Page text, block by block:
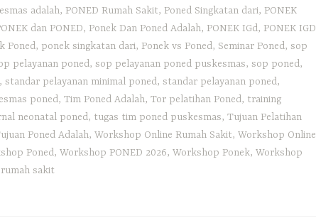
adalah, PONED Rumah Sakit, Poned Singkatan dari, PONEK
dan PONED, Ponek Dan Poned Adalah, PONEK IGd, PONEK IGD
Poned, ponek singkatan dari, Ponek vs Poned, Seminar Poned, sop
pelayanan poned, sop pelayanan poned puskesmas, sop poned,
, standar pelayanan minimal poned, standar pelayanan poned,
poned, Tim Poned Adalah, Tor pelatihan Poned, training
neonatal poned, tugas tim poned puskesmas, Tujuan Pelatihan
Poned Adalah, Workshop Online Rumah Sakit, Workshop Online
Poned, Workshop PONED 2026, Workshop Ponek, Workshop
sakit